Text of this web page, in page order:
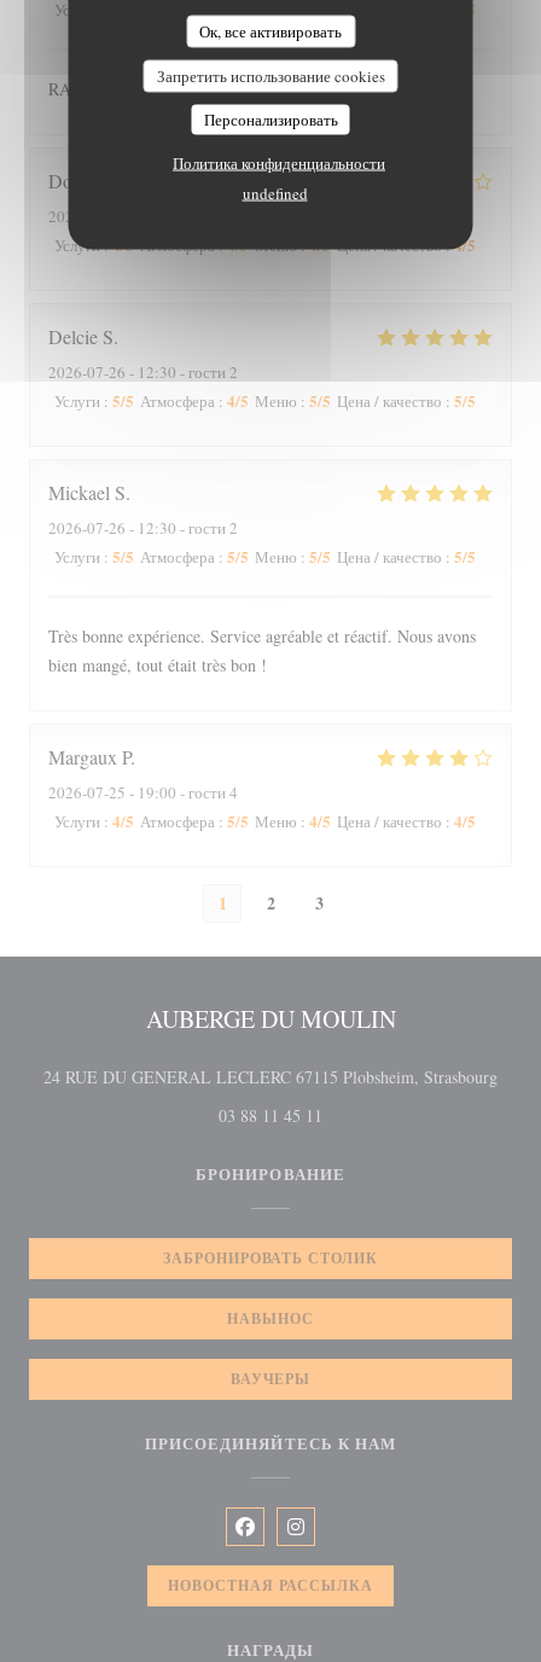
Ок, все активировать
Запретить использование cookies
Персонализировать
Политика конфиденциальности
undefined
Услуги
Атмосфера:4/5 Меню:5/5 Цена / качество /5
RAS
Dominique
2026-07-26
Услуги:4/5 Атмосфера:4/5 Меню:4/5 Цена / качество:4/5
Delcie S
2026-07-26 - 12:30 - гости 2
Услуги : 5/5 Атмосфера : 4/5 Меню : 5/5 Цена / качество : 5/5
Mickael S
2026-07-26 - 12:30 - гости 2
Услуги : 5/5 Атмосфера : 5/5 Меню : 5/5 Цена / качество : 5/5
Très bonne expérience. Service agréable et réactif. Nous avons
bien mangé, tout était très bon !
Margaux P
2026-07-25 - 19:00 - гости 4
Услуги : 4/5 Атмосфера : 5/5 Меню : 4/5 Цена / качество : 4/5
1 2 3
AUBERGE DU MOULIN
24 RUE DU GENERAL LECLERC 67115 Plobsheim, Strasbourg
03 88 11 45 11
БРОНИРОВАНИЕ
ЗАБРОНИРОВАТЬ СТОЛИК
НАВЫНОС
ВАУЧЕРЫ
ПРИСОЕДИНЯЙТЕСЬ К НАМ
Facebook ((открывается в новом
Instagram ((открывается в
НОВОСТНАЯ РАССЫЛКА
НАГРАДЫ